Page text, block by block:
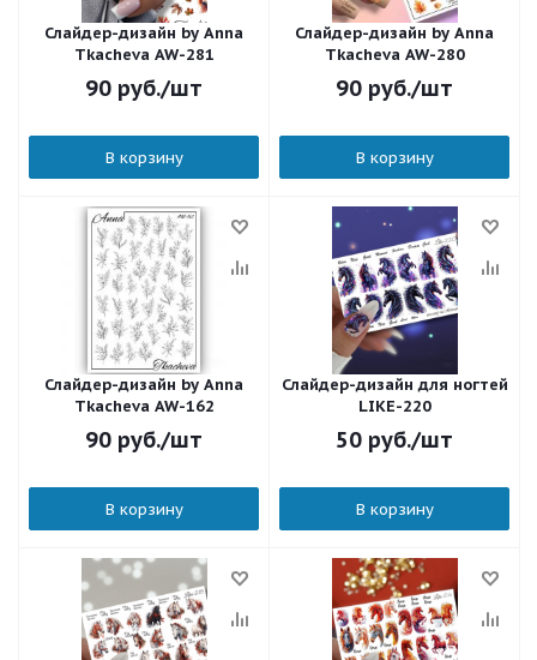
Слайдер-дизайн by Anna
Tkacheva AW-281
90 руб./шт
В корзину
Слайдер-дизайн by Anna
Tkacheva AW-280
90 руб./шт
В корзину
Слайдер-дизайн by Anna
Tkacheva AW-162
90 руб./шт
В корзину
Слайдер-дизайн для ногтей
LIKE-220
50 руб./шт
В корзину